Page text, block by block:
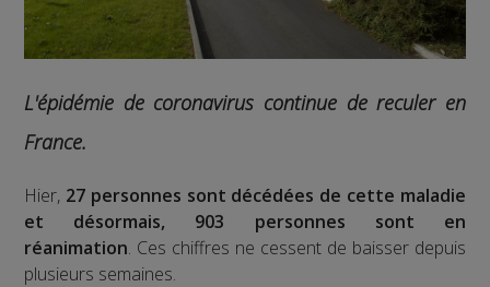
L'épidémie de coronavirus continue de reculer en
France.
Hier, 27 personnes sont décédées de cette maladie
et désormais, 903 personnes sont en
réanimation. Ces chiffres ne cessent de baisser depuis
plusieurs semaines.